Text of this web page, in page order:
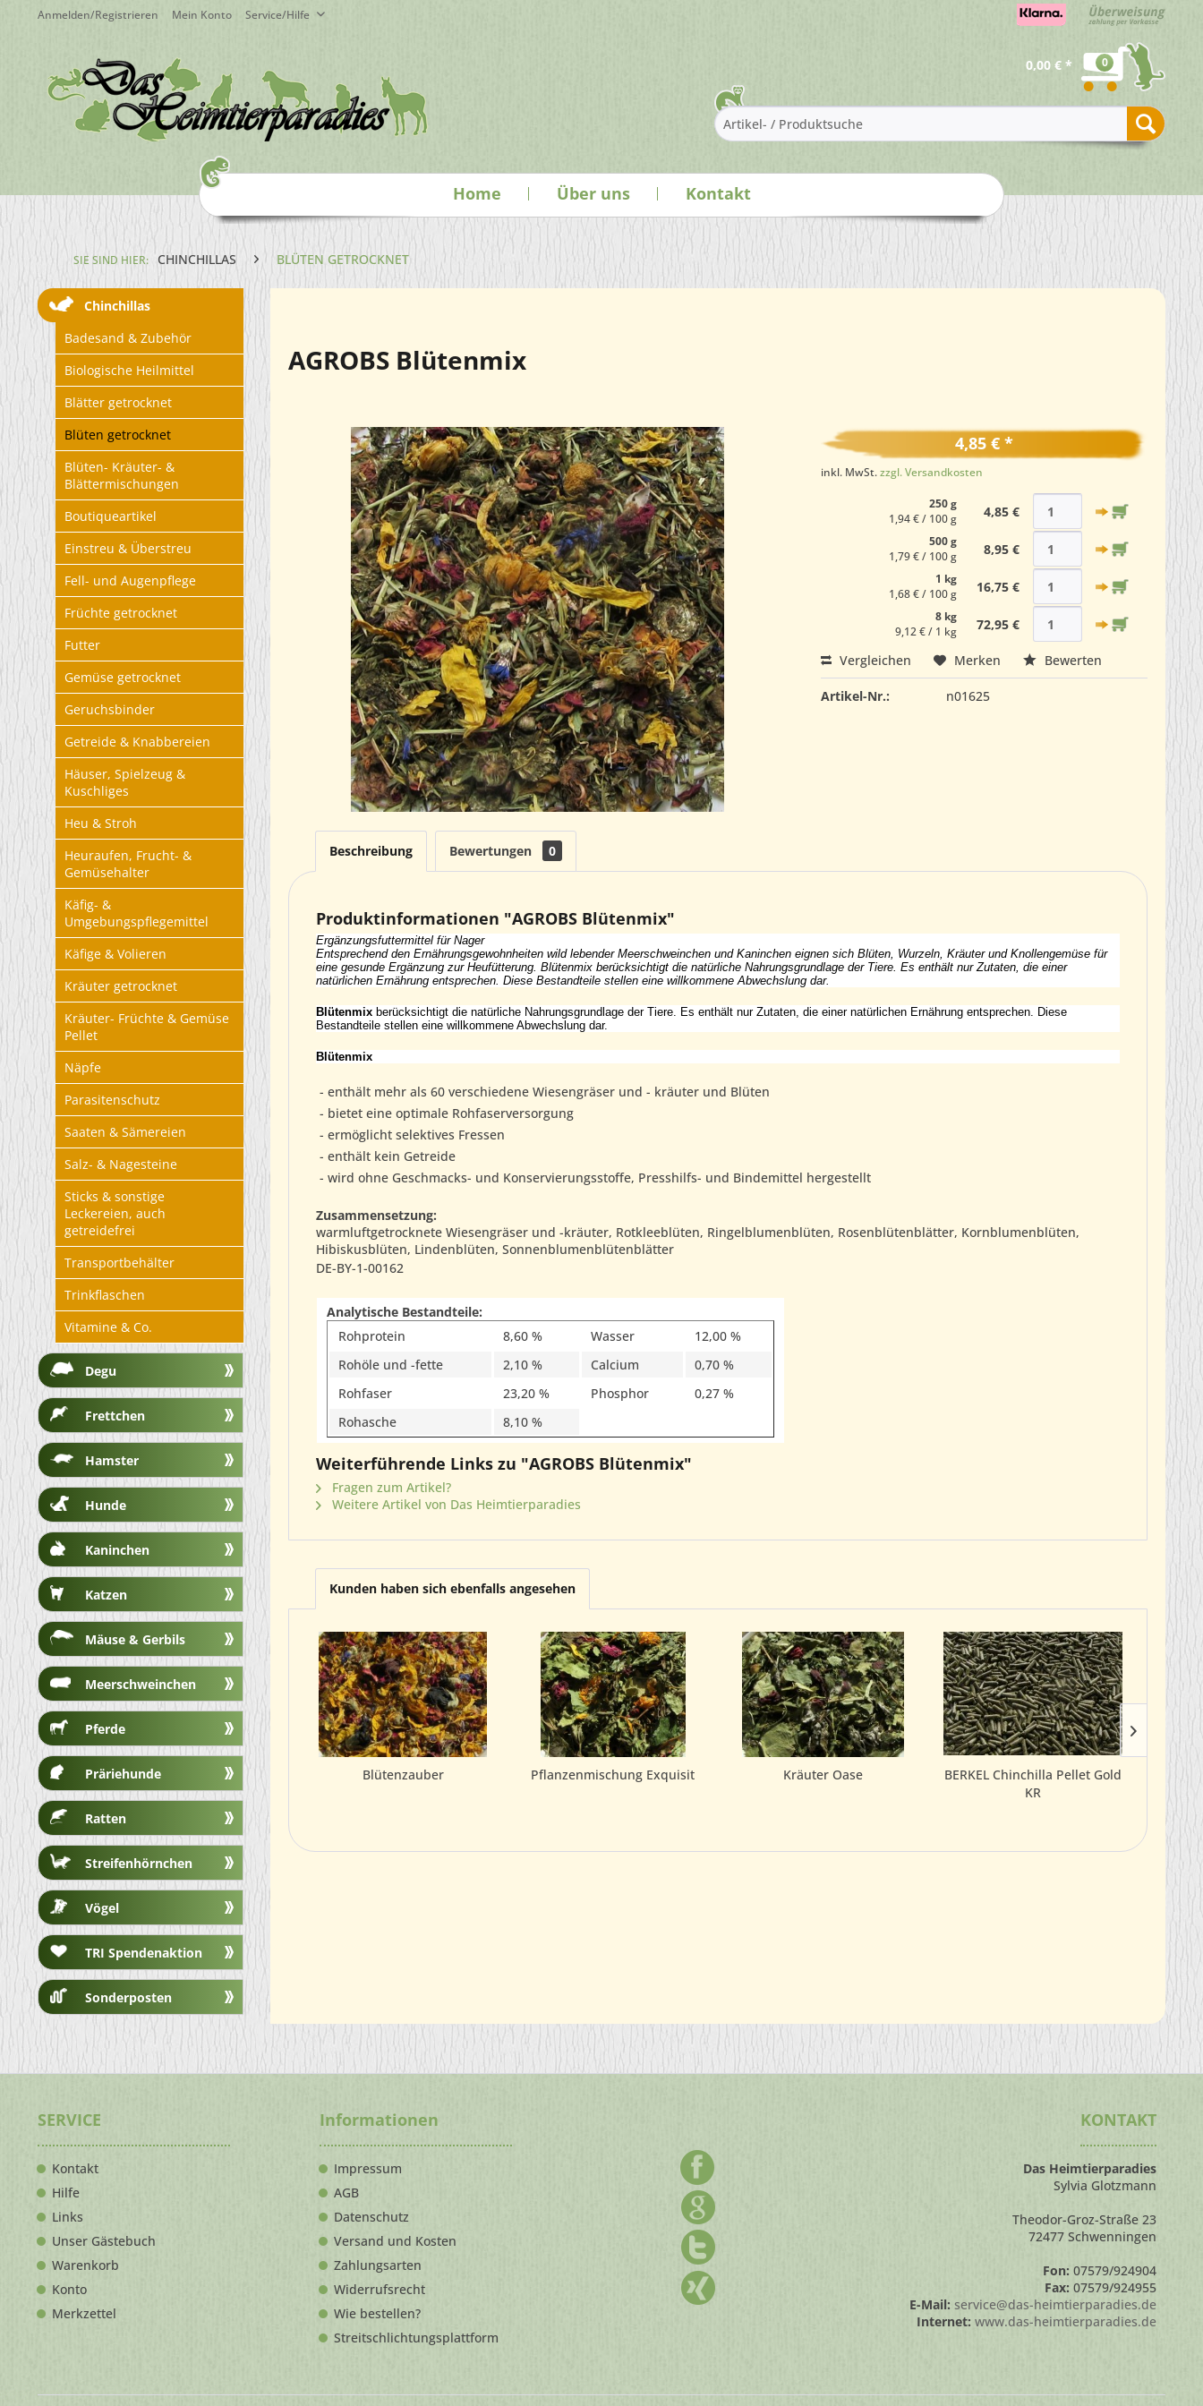
Anmelden/Registrieren Mein Konto Service/Hilfe
0
0,00 € *
Home Über uns Kontakt
SIE SIND HIER: CHINCHILLAS BLÜTEN GETROCKNET
Chinchillas
Badesand & Zubehör
Biologische Heilmittel
Blätter getrocknet
Blüten getrocknet
Blüten- Kräuter- &
Blättermischungen
Boutiqueartikel
Einstreu & Überstreu
Fell- und Augenpflege
Früchte getrocknet
Futter
Gemüse getrocknet
Geruchsbinder
Getreide & Knabbereien
Häuser, Spielzeug &
Kuschliges
Heu & Stroh
Heuraufen, Frucht- &
Gemüsehalter
Käfig- &
Umgebungspflegemittel
Käfige & Volieren
Kräuter getrocknet
Kräuter- Früchte & Gemüse
Pellet
Näpfe
Parasitenschutz
Saaten & Sämereien
Salz- & Nagesteine
Sticks & sonstige
Leckereien, auch
getreidefrei
Transportbehälter
Trinkflaschen
Vitamine & Co.
Degu
Frettchen
Hamster
Hunde
Kaninchen
Katzen
Mäuse & Gerbils
Meerschweinchen
Pferde
Präriehunde
Ratten
Streifenhörnchen
Vögel
TRI Spendenaktion
Sonderposten
AGROBS Blütenmix
4,85 € *
inkl. MwSt.zzgl. Versandkosten
250 g
1,94 € / 100 g
4,85 €
500 g
1,79 € / 100 g
8,95 €
1 kg
1,68 € / 100 g
16,75 €
8 kg
9,12 € / 1 kg
72,95 €
Vergleichen Merken Bewerten
Artikel-Nr.: n01625
Beschreibung Bewertungen 0
Produktinformationen "AGROBS Blütenmix"
Ergänzungsfuttermittel für Nager
Entsprechend den Ernährungsgewohnheiten wild lebender Meerschweinchen und Kaninchen eignen sich Blüten, Wurzeln, Kräuter und Knollengemüse für
eine gesunde Ergänzung zur Heufütterung. Blütenmix berücksichtigt die natürliche Nahrungsgrundlage der Tiere. Es enthält nur Zutaten, die einer
natürlichen Ernährung entsprechen. Diese Bestandteile stellen eine willkommene Abwechslung dar.
Blütenmix berücksichtigt die natürliche Nahrungsgrundlage der Tiere. Es enthält nur Zutaten, die einer natürlichen Ernährung entsprechen. Diese
Bestandteile stellen eine willkommene Abwechslung dar.
Blütenmix
- enthält mehr als 60 verschiedene Wiesengräser und - kräuter und Blüten
- bietet eine optimale Rohfaserversorgung
- ermöglicht selektives Fressen
- enthält kein Getreide
- wird ohne Geschmacks- und Konservierungsstoffe, Presshilfs- und Bindemittel hergestellt
Zusammensetzung:
warmluftgetrocknete Wiesengräser und -kräuter, Rotkleeblüten, Ringelblumenblüten, Rosenblütenblätter, Kornblumenblüten,
Hibiskusblüten, Lindenblüten, Sonnenblumenblütenblätter
DE-BY-1-00162
Analytische Bestandteile:
Rohprotein
8,60 % Wasser
12,00 %
Rohöle und -fette
2,10 % Calcium
0,70 %
Rohfaser
23,20 % Phosphor
0,27 %
Rohasche
8,10 %
Weiterführende Links zu "AGROBS Blütenmix"
Fragen zum Artikel?
Weitere Artikel von Das Heimtierparadies
Kunden haben sich ebenfalls angesehen
Blütenzauber Pflanzenmischung Exquisit Kräuter Oase
BERKEL Chinchilla Pellet Gold
KR
SERVICE
Kontakt
Hilfe
Links
Unser Gästebuch
Warenkorb
Konto
Merkzettel
Informationen
Impressum
AGB
Datenschutz
Versand und Kosten
Zahlungsarten
Widerrufsrecht
Wie bestellen?
Streitschlichtungsplattform
KONTAKT
Das Heimtierparadies
Sylvia Glotzmann
Theodor-Groz-Straße 23
72477 Schwenningen
Fon: 07579/924904
Fax: 07579/924955
E-Mail: service@das-heimtierparadies.de
Internet: www.das-heimtierparadies.de